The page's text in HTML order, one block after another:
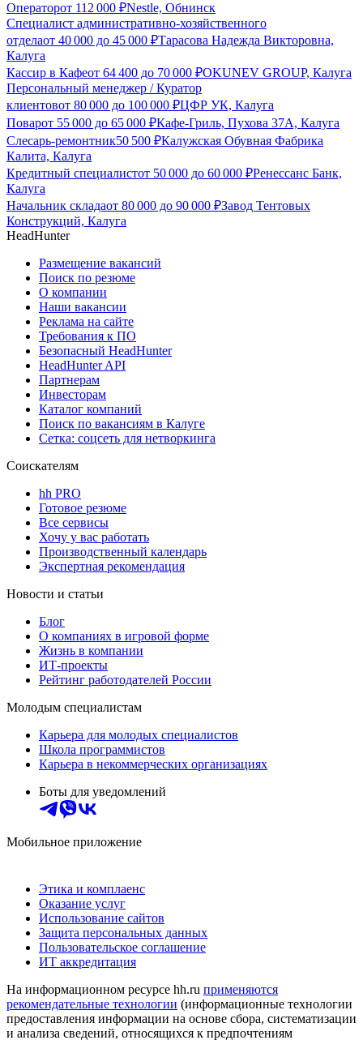
Операторот 112 000 ₽Nestle, Обнинск
Специалист административно-хозяйственного
отделаот 40 000 до 45 000 ₽Тарасова Надежда Викторовна,
Калуга
Кассир в Кафеот 64 400 до 70 000 ₽OKUNEV GROUP, Калуга
Персональный менеджер / Куратор
клиентовот 80 000 до 100 000 ₽ЦФР УК, Калуга
Поварот 55 000 до 65 000 ₽Кафе-Гриль, Пухова 37А, Калуга
Слесарь-ремонтник50 500 ₽Калужская Обувная Фабрика
Калита, Калуга
Кредитный специалистот 50 000 до 60 000 ₽Ренессанс Банк,
Калуга
Начальник складаот 80 000 до 90 000 ₽Завод Тентовых
Конструкций, Калуга
HeadHunter
Размещение вакансий
Поиск по резюме
О компании
Наши вакансии
Реклама на сайте
Требования к ПО
Безопасный HeadHunter
HeadHunter API
Партнерам
Инвесторам
Каталог компаний
Поиск по вакансиям в Калуге
Сетка: соцсеть для нетворкинга
Соискателям
hh PRO
Готовое резюме
Все сервисы
Хочу у вас работать
Производственный календарь
Экспертная рекомендация
Новости и статьи
Блог
О компаниях в игровой форме
Жизнь в компании
ИТ-проекты
Рейтинг работодателей России
Молодым специалистам
Карьера для молодых специалистов
Школа программистов
Карьера в некоммерческих организациях
Боты для уведомлений
Мобильное приложение
Этика и комплаенс
Оказание услуг
Использование сайтов
Защита персональных данных
Пользовательское соглашение
ИТ аккредитация
На информационном ресурсе hh.ru применяются
рекомендательные технологии (информационные технологии
предоставления информации на основе сбора, систематизации
и анализа сведений, относящихся к предпочтениям